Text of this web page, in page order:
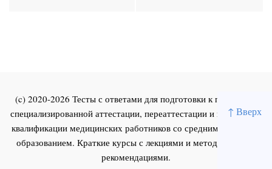
↑ Вверх
(c) 2020-2026 Тесты с ответами для подготовки к первичной
специализированной аттестации, переаттестации и повышения
квалификации медицинских работников со средним и высшим
образованием. Краткие курсы с лекциями и методическими
рекомендациями.